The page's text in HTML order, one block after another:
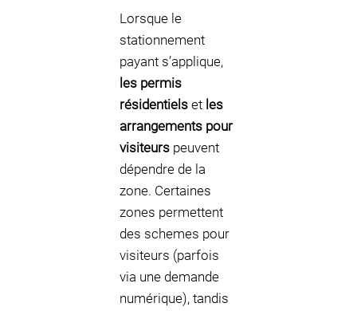
Lorsque le
stationnement
payant s’applique,
les permis
résidentiels et les
arrangements pour
visiteurs peuvent
dépendre de la
zone. Certaines
zones permettent
des schemes pour
visiteurs (parfois
via une demande
numérique), tandis